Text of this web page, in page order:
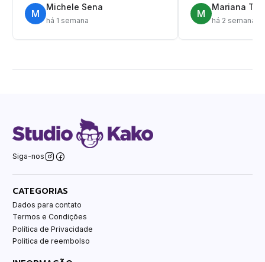
M
Michele Sena
há 1 semana
M
Mariana T.
há 2 semanas
Siga-nos
CATEGORIAS
Dados para contato
Termos e Condições
Política de Privacidade
Politica de reembolso